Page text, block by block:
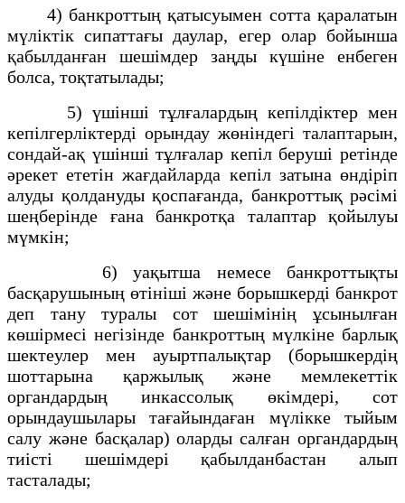
4) банкроттың қатысуымен сотта қаралатын
мүліктік сипаттағы даулар, егер олар бойынша
қабылданған шешімдер заңды күшіне енбеген
болса, тоқтатылады;
5) үшінші тұлғалардың кепілдіктер мен
кепілгерліктерді орындау жөніндегі талаптарын,
сондай-ақ үшінші тұлғалар кепіл беруші ретінде
әрекет ететін жағдайларда кепіл затына өндіріп
алуды қолдануды қоспағанда, банкроттық рәсімі
шеңберінде ғана банкротқа талаптар қойылуы
мүмкін;
6) уақытша немесе банкроттықты
басқарушының өтініші және борышкерді банкрот
деп тану туралы сот шешімінің ұсынылған
көшірмесі негізінде банкроттың мүлкіне барлық
шектеулер мен ауыртпалықтар (борышкердің
шоттарына қаржылық және мемлекеттік
органдардың инкассолық өкімдері, сот
орындаушылары тағайындаған мүлікке тыйым
салу және басқалар) оларды салған органдардың
тиісті шешімдері қабылданбастан алып
тасталады;